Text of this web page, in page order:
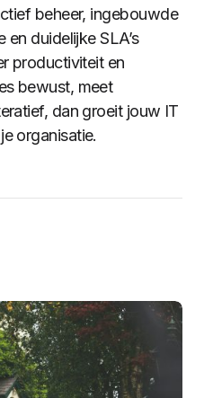
beheer, ingebouwde
duidelijke SLA’s
productiviteit en
bewust, meet
dan groeit jouw IT
organisatie.